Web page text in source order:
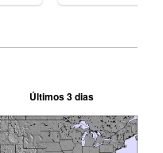
Últimos 3 dias